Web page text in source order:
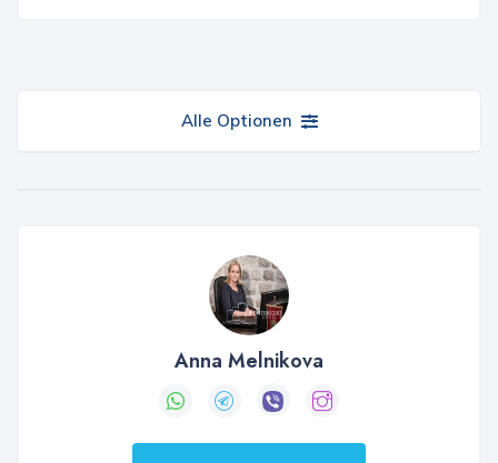
Alle Optionen
Anna Melnikova